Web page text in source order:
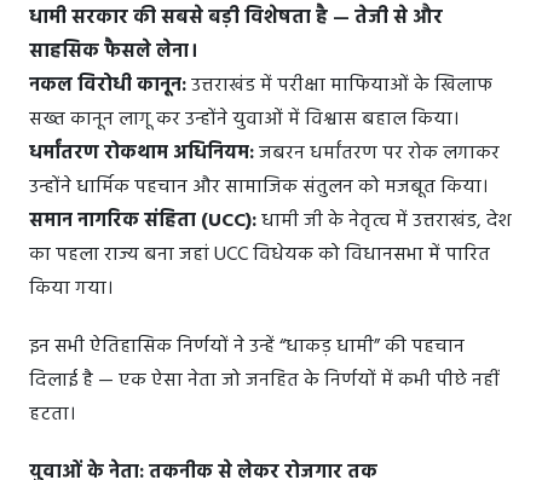
धामी सरकार की सबसे बड़ी विशेषता है — तेजी से और
साहसिक फैसले लेना।
नकल विरोधी कानून:उत्तराखंड में परीक्षा माफियाओं के खिलाफ
सख्त कानून लागू कर उन्होंने युवाओं में विश्वास बहाल किया।
धर्मांतरण रोकथाम अधिनियम:जबरन धर्मांतरण पर रोक लगाकर
उन्होंने धार्मिक पहचान और सामाजिक संतुलन को मजबूत किया।
समान नागरिक संहिता (UCC):धामी जी के नेतृत्व में उत्तराखंड, देश
का पहला राज्य बना जहां UCC विधेयक को विधानसभा में पारित
किया गया।
इन सभी ऐतिहासिक निर्णयों ने उन्हें “धाकड़ धामी” की पहचान
दिलाई है — एक ऐसा नेता जो जनहित के निर्णयों में कभी पीछे नहीं
हटता।
युवाओं के नेता: तकनीक से लेकर रोजगार तक